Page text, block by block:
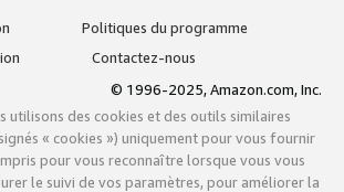
Politiques du programme
Contactez-nous
© 1996-2025, Amazon.com, Inc.
utilisons des cookies et des outils similaires
« cookies ») uniquement pour vous fournir
pour vous reconnaître lorsque vous vous
le suivi de vos paramètres, pour améliorer la